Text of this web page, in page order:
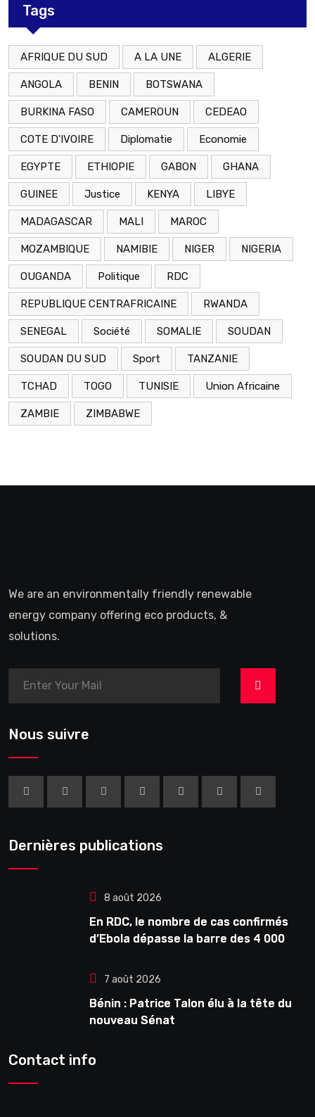
Tags
AFRIQUE DU SUD A LA UNE ALGERIE
ANGOLA BENIN BOTSWANA
BURKINA FASO CAMEROUN CEDEAO
COTE D'IVOIRE Diplomatie Economie
EGYPTE ETHIOPIE GABON GHANA
GUINEE Justice KENYA LIBYE
MADAGASCAR MALI MAROC
MOZAMBIQUE NAMIBIE NIGER NIGERIA
OUGANDA Politique RDC
REPUBLIQUE CENTRAFRICAINE RWANDA
SENEGAL Société SOMALIE SOUDAN
SOUDAN DU SUD Sport TANZANIE
TCHAD TOGO TUNISIE Union Africaine
ZAMBIE ZIMBABWE
We are an environmentally friendly renewable
energy company offering eco products, &
solutions.
>
Nous suivre
Dernières publications
8 août 2026
En RDC, le nombre de cas confirmés
d’Ebola dépasse la barre des 4 000
7 août 2026
Bénin : Patrice Talon élu à la tête du
nouveau Sénat
Contact info